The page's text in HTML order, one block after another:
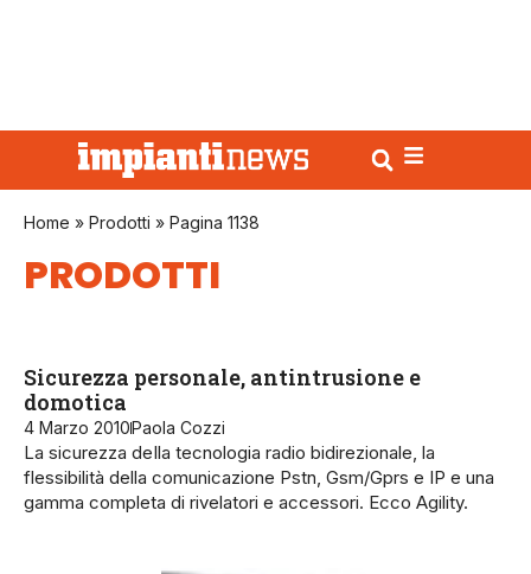
Home » Prodotti » Pagina 1138
PRODOTTI
Sicurezza personale, antintrusione e
domotica
4 Marzo 2010Paola Cozzi
La sicurezza deIla tecnologia radio bidirezionale, la
flessibilità della comunicazione Pstn, Gsm/Gprs e IP e una
gamma completa di rivelatori e accessori. Ecco Agility.